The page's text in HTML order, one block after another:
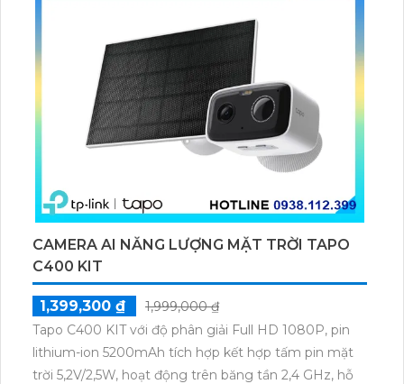
CAMERA AI NĂNG LƯỢNG MẶT TRỜI TAPO
C400 KIT
1,399,300 ₫
1,999,000 ₫
Tapo C400 KIT với độ phân giải Full HD 1080P, pin
lithium-ion 5200mAh tích hợp kết hợp tấm pin mặt
trời 5,2V/2,5W, hoạt động trên băng tần 2,4 GHz, hỗ